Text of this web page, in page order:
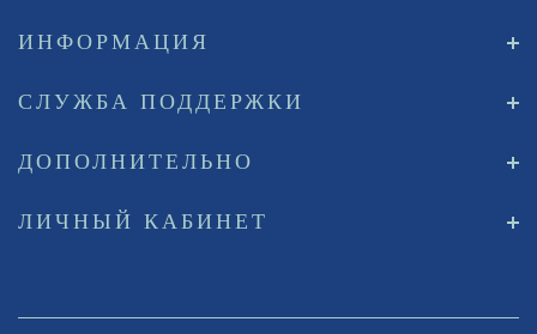
ИНФОРМАЦИЯ
СЛУЖБА ПОДДЕРЖКИ
ДОПОЛНИТЕЛЬНО
ЛИЧНЫЙ КАБИНЕТ